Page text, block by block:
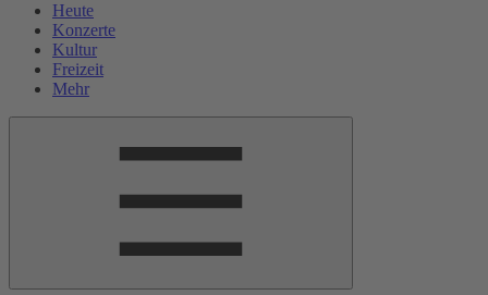
Heute
Konzerte
Kultur
Freizeit
Mehr